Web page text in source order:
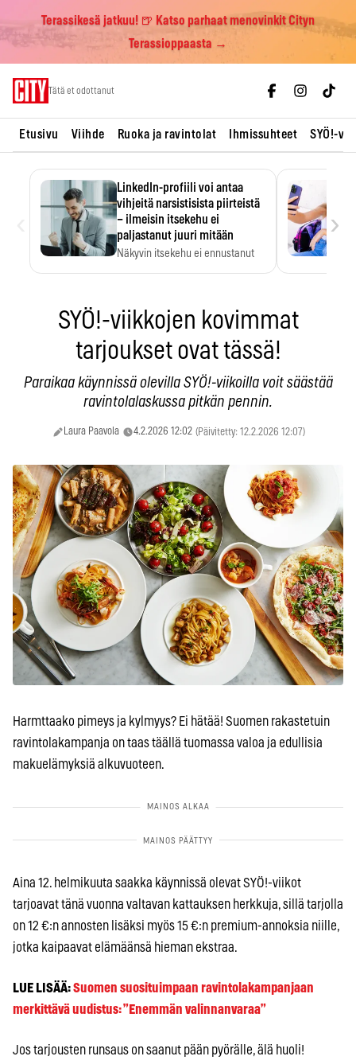
Terassikesä jatkuu! 🍺 Katso parhaat menovinkit Cityn
Terassioppaasta →
Tätä et odottanut
Etusivu Viihde Ruoka ja ravintolat Ihmissuhteet SYÖ!-
LinkedIn-profiili voi antaa
vihjeitä narsistisista piirteistä
– ilmeisin itsekehu ei
paljastanut juuri mitään
Näkyvin itsekehu ei ennustanut
›
SYÖ!-viikkojen kovimmat
tarjoukset ovat tässä!
Paraikaa käynnissä olevilla SYÖ!-viikoilla voit säästää
ravintolalaskussa pitkän pennin.
Laura Paavola 4.2.2026 12:02 (Päivitetty: 12.2.2026 12:07)
Harmttaako pimeys ja kylmyys? Ei hätää! Suomen rakastetuin
ravintolakampanja on taas täällä tuomassa valoa ja edullisia
makuelämyksiä alkuvuoteen.
Aina 12. helmikuuta saakka käynnissä olevat SYÖ!-viikot
tarjoavat tänä vuonna valtavan kattauksen herkkuja, sillä tarjolla
on 12 €:n annosten lisäksi myös 15 €:n premium-annoksia niille,
jotka kaipaavat elämäänsä hieman ekstraa.
LUE LISÄÄ:Suomen suosituimpaan ravintolakampanjaan
merkittävä uudistus: ”Enemmän valinnanvaraa”
Jos tarjousten runsaus on saanut pään pyörälle, älä huoli!